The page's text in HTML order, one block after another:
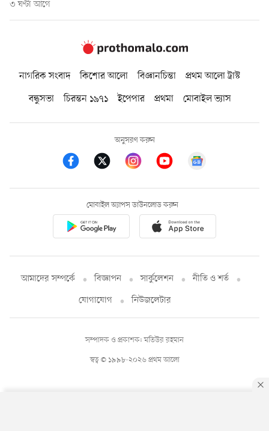
৩ ঘণ্টা আগে
নাগরিক সংবাদ কিশোর আলো বিজ্ঞানচিন্তা
প্রথম আলো ট্রাস্ট
বন্ধুসভা
চিরন্তন ১৯৭১ ইপেপার প্রথমা মোবাইল ভ্যাস
অনুসরণ করুন
মোবাইল অ্যাপস ডাউনলোড করুন
আমাদের সম্পর্কে বিজ্ঞাপন সার্কুলেশন
নীতি ও শর্ত
যোগাযোগ
নিউজলেটার
স্বত্ব © ১৯৯৮-২০২৬ প্রথম আলো
সম্পাদক ও প্রকাশক: মতিউর রহমান